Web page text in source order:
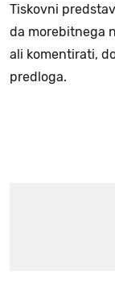
Tiskovni
da morebitnega
ali komentirati,
predloga.